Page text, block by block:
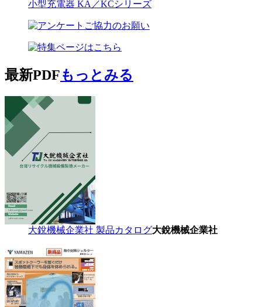
小型充電器 KA／KCシリーズ
最新PDFもっとみる
大銳機械企業社 製品カタログ大銳機械企業社